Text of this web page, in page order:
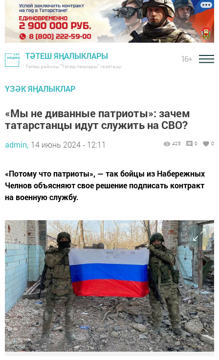
ТӘТЕШ ЯҢАЛЫКЛАРЫ
Тәтеш районы "Тәтеш таңнары" газетасы
16+
ҮЗӘК ЯҢАЛЫКЛАР
«Мы не диванные патриоты»: зачем
татарстанцы идут служить на СВО?
admin, 14 июнь 2024 - 12:11 425 0 0
«Потому что патриоты», — так бойцы из Набережных
Челнов объясняют свое решение подписать контракт
на военную службу.